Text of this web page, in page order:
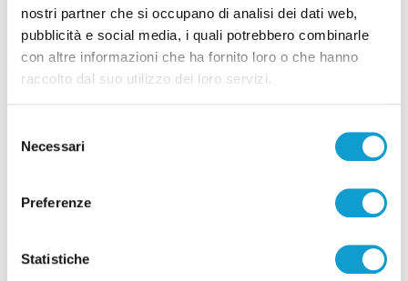
nostri partner che si occupano di analisi dei dati web,
pubblicità e social media, i quali potrebbero combinarle
con altre informazioni che ha fornito loro o che hanno
raccolto dal suo utilizzo dei loro servizi.
delNecessari
Preferenze
Statistiche
l’attaccante Sgarbi